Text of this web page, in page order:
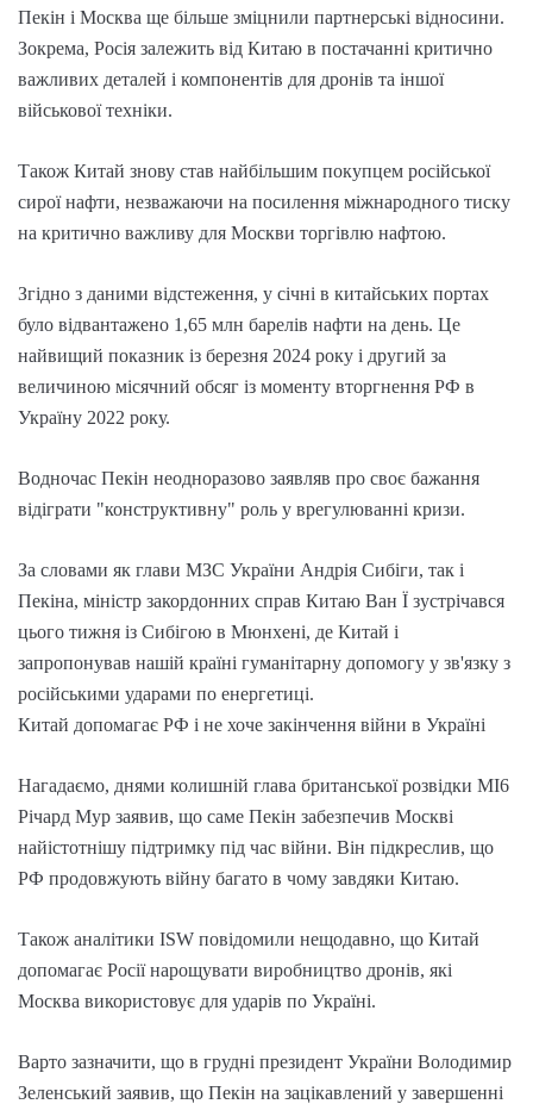
Пекін і Москва ще більше зміцнили партнерські відносини.
Зокрема, Росія залежить від Китаю в постачанні критично
важливих деталей і компонентів для дронів та іншої
військової техніки.
Також Китай знову став найбільшим покупцем російської
сирої нафти, незважаючи на посилення міжнародного тиску
на критично важливу для Москви торгівлю нафтою.
Згідно з даними відстеження, у січні в китайських портах
було відвантажено 1,65 млн барелів нафти на день. Це
найвищий показник із березня 2024 року і другий за
величиною місячний обсяг із моменту вторгнення РФ в
Україну 2022 року.
Водночас Пекін неодноразово заявляв про своє бажання
відіграти "конструктивну" роль у врегулюванні кризи.
За словами як глави МЗС України Андрія Сибіги, так і
Пекіна, міністр закордонних справ Китаю Ван Ї зустрічався
цього тижня із Сибігою в Мюнхені, де Китай і
запропонував нашій країні гуманітарну допомогу у зв'язку з
російськими ударами по енергетиці.
Китай допомагає РФ і не хоче закінчення війни в Україні
Нагадаємо, днями колишній глава британської розвідки MI6
Річард Мур заявив, що саме Пекін забезпечив Москві
найістотнішу підтримку під час війни. Він підкреслив, що
РФ продовжують війну багато в чому завдяки Китаю.
Також аналітики ISW повідомили нещодавно, що Китай
допомагає Росії нарощувати виробництво дронів, які
Москва використовує для ударів по Україні.
Варто зазначити, що в грудні президент України Володимир
Зеленський заявив, що Пекін на зацікавлений у завершенні